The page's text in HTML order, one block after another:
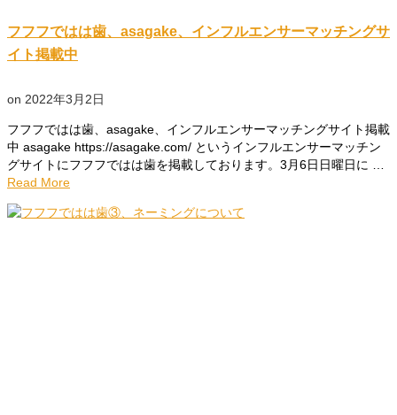
フフフではは歯、asagake、インフルエンサーマッチングサ
イト掲載中
on 2022年3月2日
フフフではは歯、asagake、インフルエンサーマッチングサイト掲載
中 asagake https://asagake.com/ というインフルエンサーマッチン
グサイトにフフフではは歯を掲載しております。3月6日日曜日に …
Read More